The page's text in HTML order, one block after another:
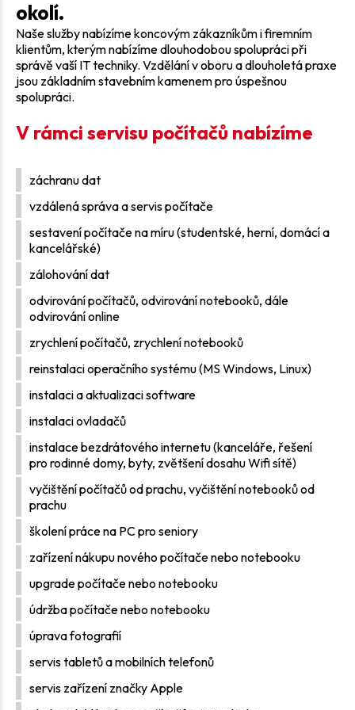
okolí.
Naše služby nabízíme koncovým zákazníkům i firemním
klientům, kterým nabízíme dlouhodobou spolupráci při
správě vaší IT techniky. Vzdělání v oboru a dlouholetá praxe
jsou základním stavebním kamenem pro úspešnou
spolupráci.
V rámci servisu počítačů nabízíme
záchranu dat
vzdálená správa a servis počítače
sestavení počítače na míru (studentské, herní, domácí a
kancelářské)
zálohování dat
odvirování počítačů, odvirování notebooků, dále
odvirování online
zrychlení počítačů, zrychlení notebooků
reinstalaci operačního systému (MS Windows, Linux)
instalaci a aktualizaci software
instalaci ovladačů
instalace bezdrátového internetu (kanceláře, řešení
pro rodinné domy, byty, zvětšení dosahu Wifi sítě)
vyčištění počítačů od prachu, vyčištění notebooků od
prachu
školení práce na PC pro seniory
zařízení nákupu nového počítače nebo notebooku
upgrade počítače nebo notebooku
údržba počítače nebo notebooku
úprava fotografií
servis tabletů a mobilních telefonů
servis zařízení značky Apple